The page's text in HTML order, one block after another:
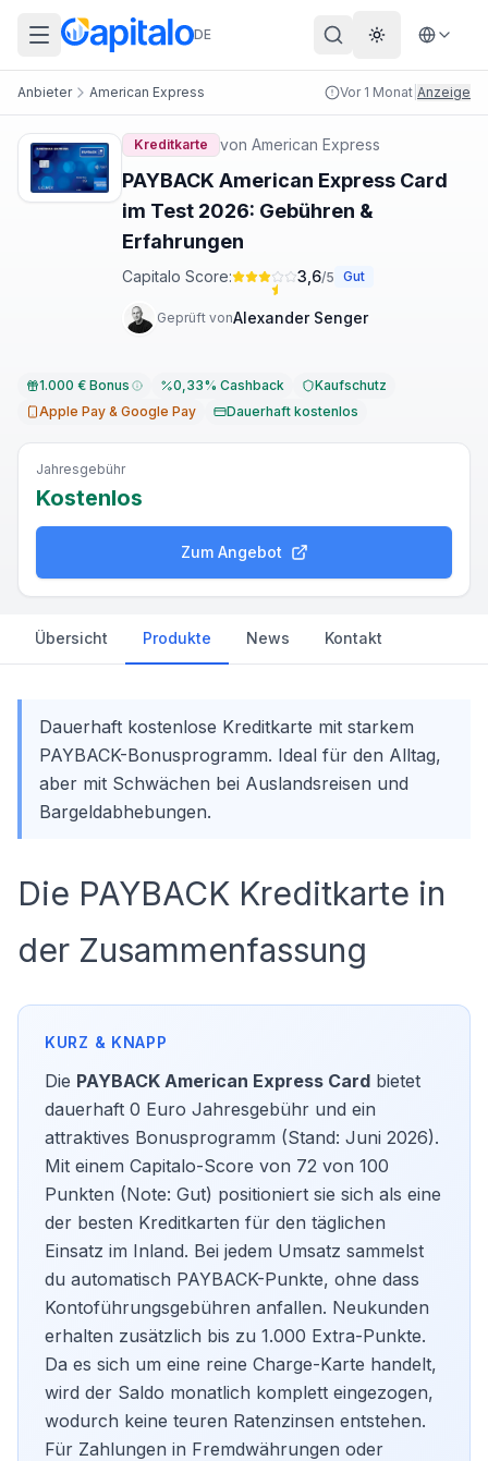
DE Theme
Anbieter American Express Vor 1 Monat Anzeige
Kreditkarte von American Express
PAYBACK American Express Card
im Test 2026: Gebühren &
Erfahrungen
Capitalo Score: 3,6/5 Gut
Geprüft vonAlexander Senger
1.000 € Bonus 0,33% Cashback
Kaufschutz
Apple Pay & Google Pay
Dauerhaft kostenlos
Jahresgebühr
Kostenlos
Zum Angebot
Übersicht Produkte News Kontakt
Dauerhaft kostenlose Kreditkarte mit starkem
PAYBACK-Bonusprogramm. Ideal für den Alltag,
aber mit Schwächen bei Auslandsreisen und
Bargeldabhebungen.
Die PAYBACK Kreditkarte in
der Zusammenfassung
Die PAYBACK American Express Card bietet
dauerhaft 0 Euro Jahresgebühr und ein
attraktives Bonusprogramm (Stand: Juni 2026).
Mit einem Capitalo-Score von 72 von 100
Punkten (Note: Gut) positioniert sie sich als eine
der besten Kreditkarten für den täglichen
Einsatz im Inland. Bei jedem Umsatz sammelst
du automatisch PAYBACK-Punkte, ohne dass
Kontoführungsgebühren anfallen. Neukunden
erhalten zusätzlich bis zu 1.000 Extra-Punkte.
Da es sich um eine reine Charge-Karte handelt,
wird der Saldo monatlich komplett eingezogen,
wodurch keine teuren Ratenzinsen entstehen.
Für Zahlungen in Fremdwährungen oder